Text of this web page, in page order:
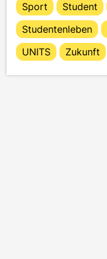
Sport
Student
Studentenleben
UNITS
Zukunft